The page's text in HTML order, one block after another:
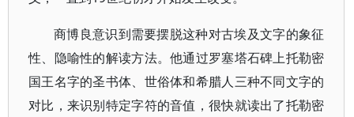
商博良意识到需要摆脱这种对古埃及文字的象征
性、隐喻性的解读方法。他通过罗塞塔石碑上托勒密
国王名字的圣书体、世俗体和希腊人三种不同文字的
对比，来识别特定字符的音值，很快就读出了托勒密